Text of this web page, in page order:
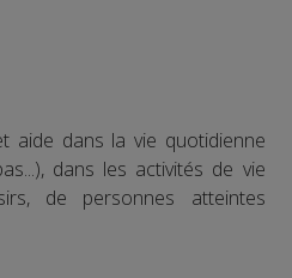
aide dans la vie quotidienne
dans les activités de vie
de personnes atteintes